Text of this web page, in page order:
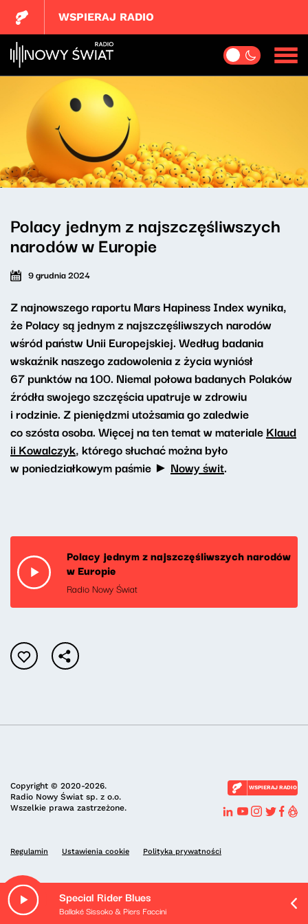
Special Rider Blues
Ballaké Sissoko & Piers Faccini
WSPIERAJ RADIO
Polacy jednym z najszczęśliwszych
narodów w Europie
9 grudnia 2024
Z najnowszego raportu Mars Hapiness Index wynika,
że Polacy są jednym z najszczęśliwszych narodów
wśród państw Unii Europejskiej. Według badania
wskaźnik naszego zadowolenia z życia wyniósł
67 punktów na 100. Niemal połowa badanych Polaków
źródła swojego szczęścia upatruje w zdrowiu
i rodzinie. Z pieniędzmi utożsamia go zaledwie
co szósta osoba. Więcej na ten temat w materialeKlaud
ii Kowalczyk, którego słuchać można było
w poniedziałkowym paśmie ► Nowy świt.
Polacy jednym z najszczęśliwszych narodów
w Europie
Radio Nowy Świat
Copyright © 2020-2026.
Radio Nowy Świat sp. z o.o.
Wszelkie prawa zastrzeżone.
WSPIERAJ RADIO
Regulamin Ustawienia cookie Polityka prywatności